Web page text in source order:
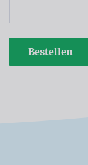
Bestellen